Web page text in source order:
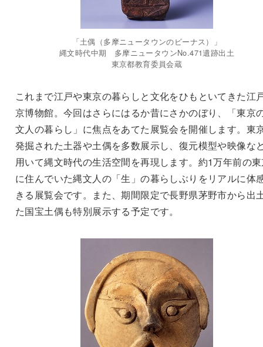
「土偶（多摩ニュータウンのビーナス）」
縄文時代中期 多摩ニュータウンNo.471遺跡出土
東京都教育委員会蔵
これまで江戸や東京の暮らしと文化をひもといてきた江
京博物館。今回はさらにはるか昔にさかのぼり、「東京
文人の暮らし」に焦点をあてた展覧会を開催します。東
発掘された土器や土偶を多数展示し、復元模型や映像な
用いて縄文時代の生活空間を再現します。約1万年前の
に住んでいた縄文人の「生」の暮らしぶりをリアルに体
きる展覧会です。また、期間限定で長野県茅野市から出
た国宝土偶も特別展示する予定です。